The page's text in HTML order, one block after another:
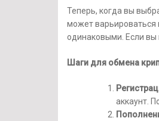
Теперь, когда вы
может варьироваться
одинаковыми. Если вы
Шаги для обмена
аккаунт.